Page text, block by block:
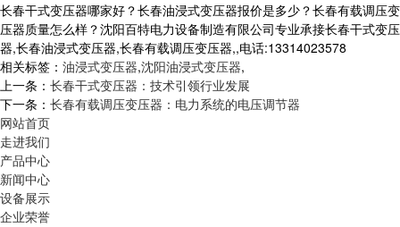
长春干式变压器哪家好？长春油浸式变压器报价是多少？长春有载调压变
压器质量怎么样？沈阳百特电力设备制造有限公司专业承接长春干式变压
器,长春油浸式变压器,长春有载调压变压器,,电话:13314023578
相关标签： 油浸式变压器,沈阳油浸式变压器,
上一条： 长春干式变压器：技术引领行业发展​
下一条： 长春有载调压变压器：电力系统的电压调节器​
网站首页
走进我们
产品中心
新闻中心
设备展示
企业荣誉